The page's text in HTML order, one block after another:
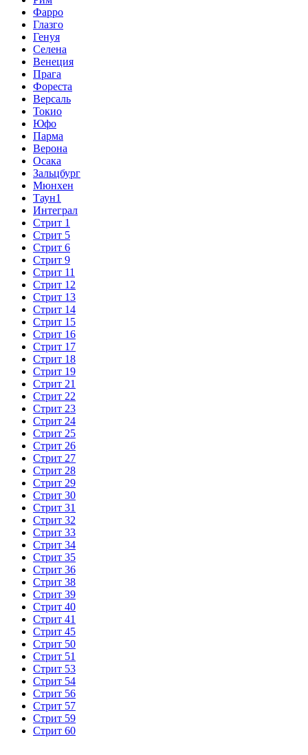
Фарро
Глазго
Генуя
Селена
Венеция
Прага
Фореста
Версаль
Токио
Юфо
Парма
Верона
Осака
Зальцбург
Мюнхен
Таун1
Интеграл
Стрит 1
Стрит 5
Стрит 6
Стрит 9
Стрит 11
Стрит 12
Стрит 13
Стрит 14
Стрит 15
Стрит 16
Стрит 17
Стрит 18
Стрит 19
Стрит 21
Стрит 22
Стрит 23
Стрит 24
Стрит 25
Стрит 26
Стрит 27
Стрит 28
Стрит 29
Стрит 30
Стрит 31
Стрит 32
Стрит 33
Стрит 34
Стрит 35
Стрит 36
Стрит 38
Стрит 39
Стрит 40
Стрит 41
Стрит 45
Стрит 50
Стрит 51
Стрит 53
Стрит 54
Стрит 56
Стрит 57
Стрит 59
Стрит 60